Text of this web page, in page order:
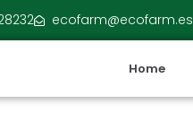
ecofarm@ecofarm.es
Home